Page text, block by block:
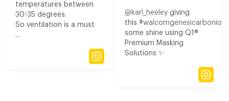
temperatures between
30-35 degrees​.
So ventilation is a must
...
@karl_heeley giving
this
some shine using Q1®
Premium Masking
Solutions ✨